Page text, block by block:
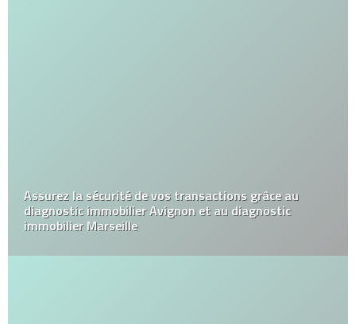
Assurez la sécurité de vos transactions grâce au
diagnostic immobilier Avignon et au diagnostic
immobilier Marseille